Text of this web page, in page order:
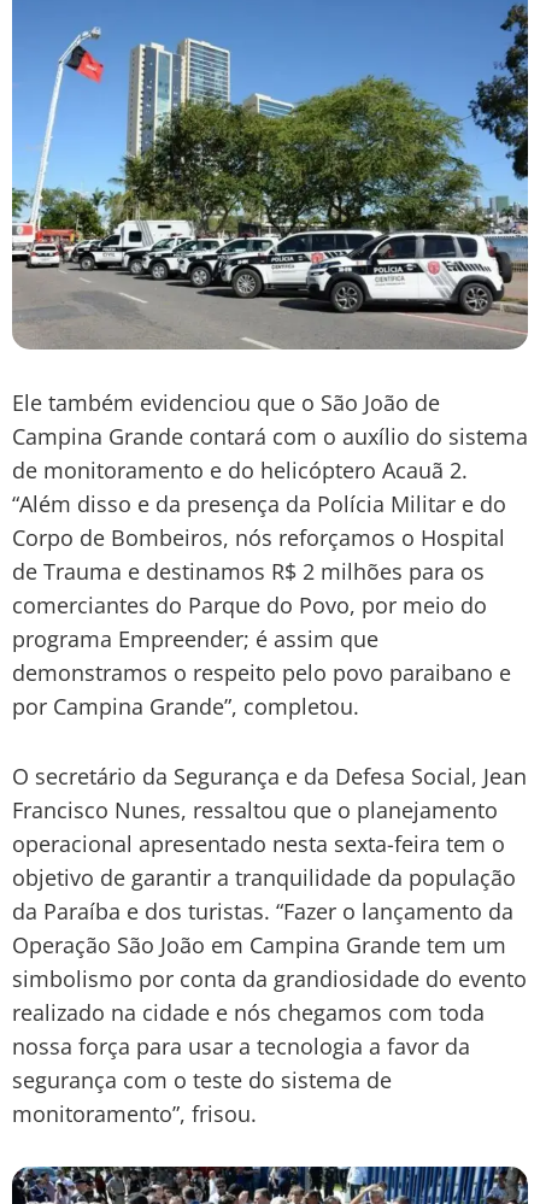
Ele também evidenciou que o São João de
Campina Grande contará com o auxílio do sistema
de monitoramento e do helicóptero Acauã 2.
“Além disso e da presença da Polícia Militar e do
Corpo de Bombeiros, nós reforçamos o Hospital
de Trauma e destinamos R$ 2 milhões para os
comerciantes do Parque do Povo, por meio do
programa Empreender; é assim que
demonstramos o respeito pelo povo paraibano e
por Campina Grande”, completou.
O secretário da Segurança e da Defesa Social, Jean
Francisco Nunes, ressaltou que o planejamento
operacional apresentado nesta sexta-feira tem o
objetivo de garantir a tranquilidade da população
da Paraíba e dos turistas. “Fazer o lançamento da
Operação São João em Campina Grande tem um
simbolismo por conta da grandiosidade do evento
realizado na cidade e nós chegamos com toda
nossa força para usar a tecnologia a favor da
segurança com o teste do sistema de
monitoramento”, frisou.